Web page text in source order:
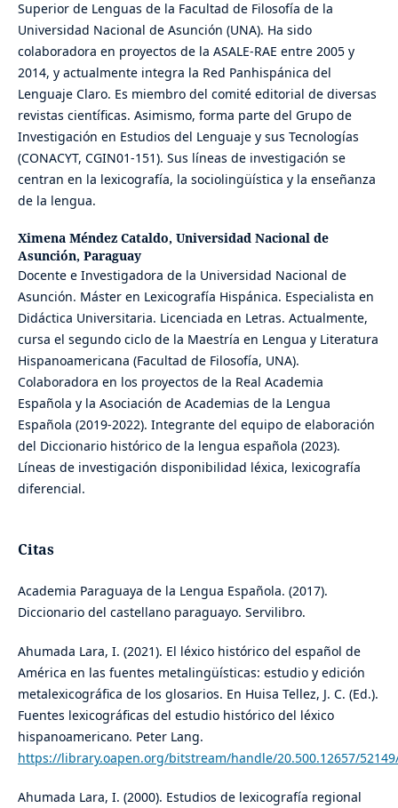
Superior de Lenguas de la Facultad de Filosofía de la
Universidad Nacional de Asunción (UNA). Ha sido
colaboradora en proyectos de la ASALE-RAE entre 2005 y
2014, y actualmente integra la Red Panhispánica del
Lenguaje Claro. Es miembro del comité editorial de diversas
revistas científicas. Asimismo, forma parte del Grupo de
Investigación en Estudios del Lenguaje y sus Tecnologías
(CONACYT, CGIN01‑151). Sus líneas de investigación se
centran en la lexicografía, la sociolingüística y la enseñanza
de la lengua.
Ximena Méndez Cataldo, Universidad Nacional de
Asunción, Paraguay
Docente e Investigadora de la Universidad Nacional de
Asunción. Máster en Lexicografía Hispánica. Especialista en
Didáctica Universitaria. Licenciada en Letras. Actualmente,
cursa el segundo ciclo de la Maestría en Lengua y Literatura
Hispanoamericana (Facultad de Filosofía, UNA).
Colaboradora en los proyectos de la Real Academia
Española y la Asociación de Academias de la Lengua
Española (2019-2022). Integrante del equipo de elaboración
del Diccionario histórico de la lengua española (2023).
Líneas de investigación disponibilidad léxica, lexicografía
diferencial.
Citas
Academia Paraguaya de la Lengua Española. (2017).
Diccionario del castellano paraguayo. Servilibro.
Ahumada Lara, I. (2021). El léxico histórico del español de
América en las fuentes metalingüísticas: estudio y edición
metalexicográfica de los glosarios. En Huisa Tellez, J. C. (Ed.).
Fuentes lexicográficas del estudio histórico del léxico
hispanoamericano. Peter Lang.
https://library.oapen.org/bitstream/handle/20.500.12657/
Ahumada Lara, I. (2000). Estudios de lexicografía regional